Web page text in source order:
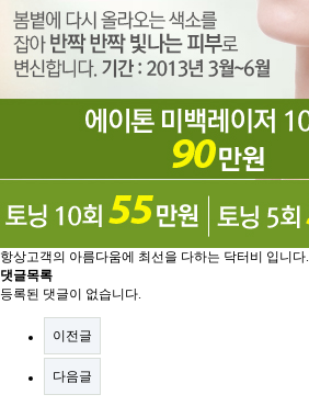
항상고객의 아름다움에 최선을 다하는 닥터비 입니다.
댓글목록
등록된 댓글이 없습니다.
이전글
다음글